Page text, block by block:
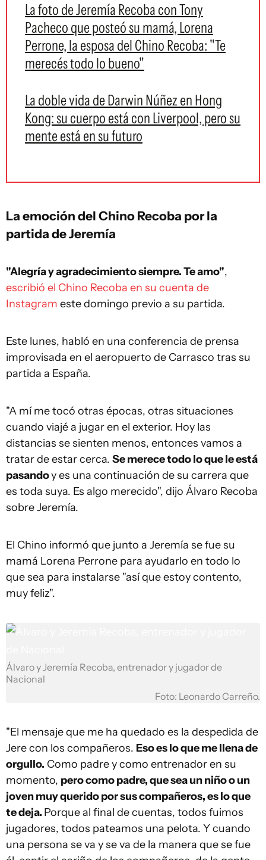
La foto de Jeremía Recoba con Tony
Pacheco que posteó su mamá, Lorena
Perrone, la esposa del Chino Recoba: "Te
merecés todo lo bueno"
La doble vida de Darwin Núñez en Hong
Kong: su cuerpo está con Liverpool, pero su
mente está en su futuro
La emoción del Chino Recoba por la
partida de Jeremía
"Alegría y agradecimiento siempre. Te amo",
escribió el Chino Recoba en su cuenta de
Instagram este domingo previo a su partida.
Este lunes, habló en una conferencia de prensa
improvisada en el aeropuerto de Carrasco tras su
partida a España.
"A mí me tocó otras épocas, otras situaciones
cuando viajé a jugar en el exterior. Hoy las
distancias se sienten menos, entonces vamos a
tratar de estar cerca. Se merece todo lo que le está
pasandoy es una continuación de su carrera que
es toda suya. Es algo merecido", dijo Álvaro Recoba
sobre Jeremía.
El Chino informó que junto a Jeremía se fue su
mamá Lorena Perrone para ayudarlo en todo lo
que sea para instalarse "así que estoy contento,
muy feliz".
Álvaro y Jeremía Recoba, entrenador y jugador de
Nacional
Foto: Leonardo Carreño.
"El mensaje que me ha quedado es la despedida de
Jere con los compañeros. Eso es lo que me llena de
orgullo. Como padre y como entrenador en su
momento, pero como padre, que sea un niño o un
joven muy querido por sus compañeros, es lo que
te deja. Porque al final de cuentas, todos fuimos
jugadores, todos pateamos una pelota. Y cuando
una persona se va y se va de la manera que se fue